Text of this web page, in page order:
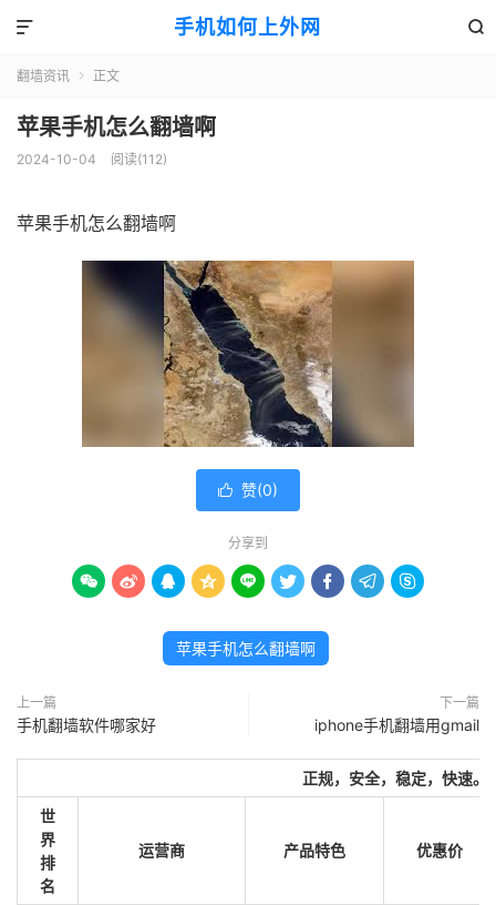
手机如何上外网 

翻墙资讯  正文
苹果手机怎么翻墙啊
2024-10-04 阅读(112)
苹果手机怎么翻墙啊
 赞(0)
分享到
        
苹果手机怎么翻墙啊
上一篇
手机翻墙软件哪家好
下一篇
iphone手机翻墙用gmail
正规，安全，稳定，快速。
世
界
排
名
运营商 产品特色 优惠价